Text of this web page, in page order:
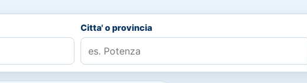
Citta' o provincia